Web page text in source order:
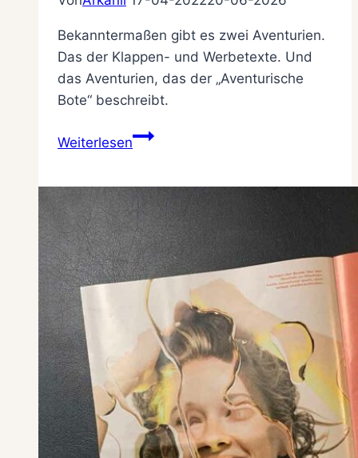
Bekanntermaßen gibt es zwei Aventurien.
Das der Klappen- und Werbetexte. Und
das Aventurien, das der „Aventurische
Bote“ beschreibt.
WeiterlesenAls
Bote
unverständlich
wurde